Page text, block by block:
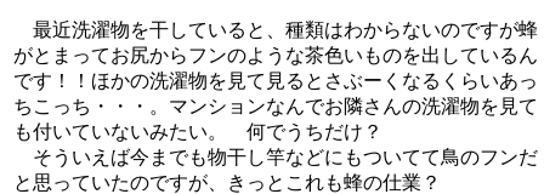
最近洗濯物を干していると、種類はわからないのですが蜂
がとまってお尻からフンのような茶色いものを出しているん
です！！ほかの洗濯物を見て見るとさぶーくなるくらいあっ
ちこっち・・・。マンションなんでお隣さんの洗濯物を見て
も付いていないみたい。 何でうちだけ？
そういえば今までも物干し竿などにもついてて鳥のフンだ
と思っていたのですが、きっとこれも蜂の仕業？